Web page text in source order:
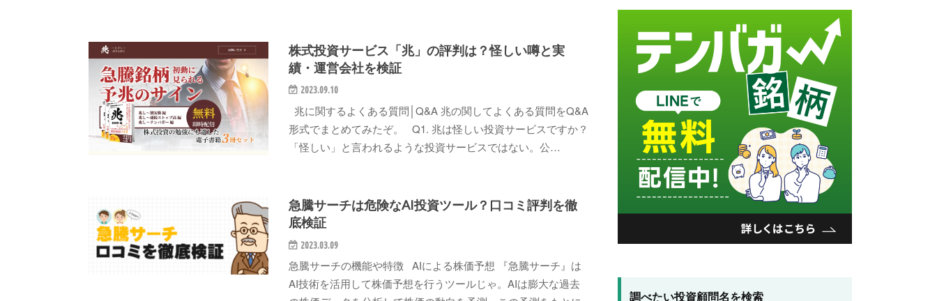
株式投資サービス「兆」の評判は？怪しい噂と実
績・運営会社を検証
2023.09.10
兆に関するよくある質問│Q&A 兆の関してよくある質問をQ&A
形式でまとめてみたぞ。 Q1. 兆は怪しい投資サービスですか？
「怪しい」と言われるような投資サービスではない。公…
急騰サーチは危険なAI投資ツール？口コミ評判を徹
底検証
2023.03.09
急騰サーチの機能や特徴 AIによる株価予想 『急騰サーチ』は
AI技術を活用して株価予想を行うツールじゃ。AIは膨大な過去
調べたい投資顧問名を検索